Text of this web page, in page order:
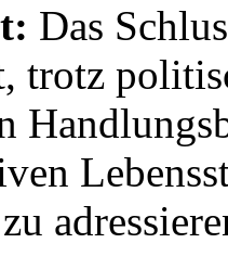
Das
trotz